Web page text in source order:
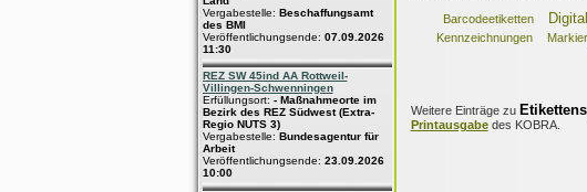
Vergabestelle: Beschaffungsamt
des BMI
Veröffentlichungsende: 07.09.2026
11:30
REZ SW 45ind AA Rottweil-
Villingen-Schwenningen
Erfüllungsort: - Maßnahmeorte im
Bezirk des REZ Südwest (Extra-
Regio NUTS 3)
Vergabestelle: Bundesagentur für
Arbeit
Veröffentlichungsende: 23.09.2026
10:00
Barcodeetiketten
Kennzeichnungen
Weitere Einträge zu
Printausgabedes KOBRA.